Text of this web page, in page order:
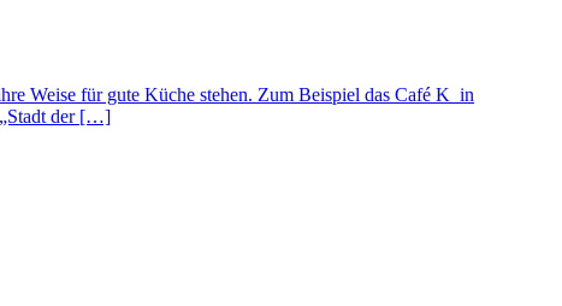
Weise für gute Küche stehen. Zum Beispiel das Café K in
„Stadt der […]